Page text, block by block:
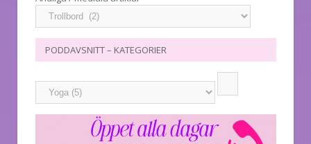
PODDAVSNITT – KATEGORIER